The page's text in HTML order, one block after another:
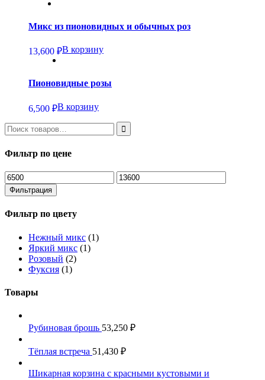
Микс из пионовидных и обычных роз
13,600 ₽В корзину
Пионовидные розы
6,500 ₽В корзину
Фильтр по цене
Минимальная
цена
Максимальная
цена
Фильтрация
Фильтр по цвету
Нежный микс (1)
Яркий микс (1)
Розовый (2)
Фуксия (1)
Товары
Рубиновая брошь 53,250 ₽
Тёплая встреча 51,430 ₽
Шикарная корзина с красными кустовыми и